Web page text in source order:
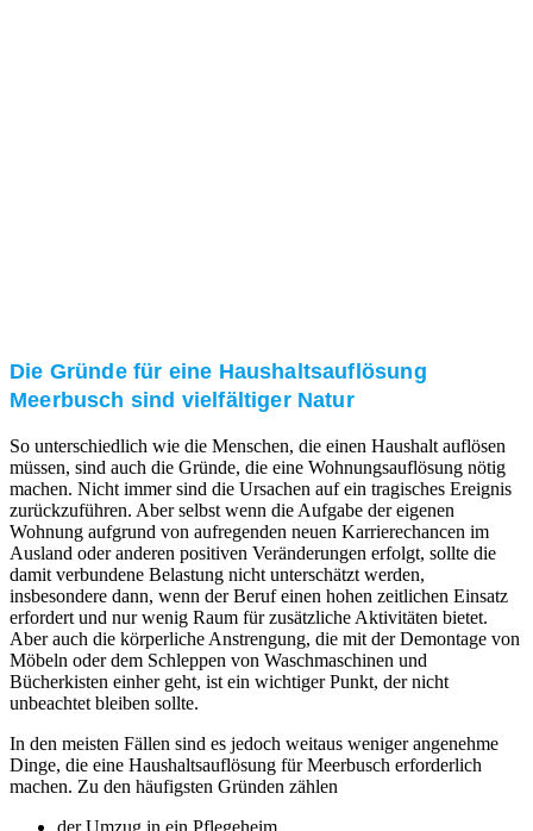
Die Gründe für eine Haushaltsauflösung
Meerbusch sind vielfältiger Natur
So unterschiedlich wie die Menschen, die einen Haushalt auflösen
müssen, sind auch die Gründe, die eine Wohnungsauflösung nötig
machen. Nicht immer sind die Ursachen auf ein tragisches Ereignis
zurückzuführen. Aber selbst wenn die Aufgabe der eigenen
Wohnung aufgrund von aufregenden neuen Karrierechancen im
Ausland oder anderen positiven Veränderungen erfolgt, sollte die
damit verbundene Belastung nicht unterschätzt werden,
insbesondere dann, wenn der Beruf einen hohen zeitlichen Einsatz
erfordert und nur wenig Raum für zusätzliche Aktivitäten bietet.
Aber auch die körperliche Anstrengung, die mit der Demontage von
Möbeln oder dem Schleppen von Waschmaschinen und
Bücherkisten einher geht, ist ein wichtiger Punkt, der nicht
unbeachtet bleiben sollte.
In den meisten Fällen sind es jedoch weitaus weniger angenehme
Dinge, die eine Haushaltsauflösung für Meerbusch erforderlich
machen. Zu den häufigsten Gründen zählen
der Umzug in ein Pflegeheim